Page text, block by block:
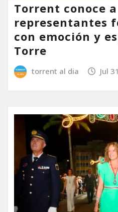
Torrent conoce
representantes
con emoción y
Torre
torrent al dia Jul